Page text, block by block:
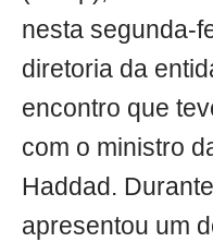
nesta segunda-
diretoria da
encontro que
com o ministro
Haddad.
apresentou um